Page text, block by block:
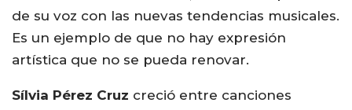
de su voz con las nuevas tendencias musicales.
Es un ejemplo de que no hay expresión
artística que no se pueda renovar.
Sílvia Pérez Cruz creció entre canciones